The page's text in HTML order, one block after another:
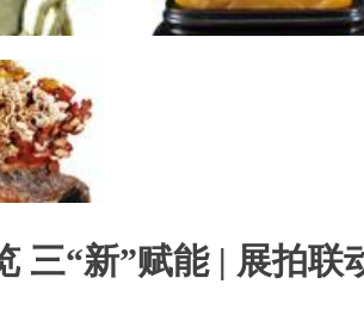
三“新”赋能 | 展拍联